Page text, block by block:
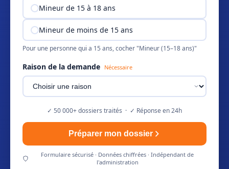
Mineur de 15 à 18 ans
Mineur de moins de 15 ans
Pour une personne qui a 15 ans, cocher "Mineur (15–18 ans)"
Raison de la demande Nécessaire
✓ 50 000+ dossiers traités · ✓ Réponse en 24h
Préparer mon dossier
Formulaire sécurisé · Données chiffrées · Indépendant de
l'administration